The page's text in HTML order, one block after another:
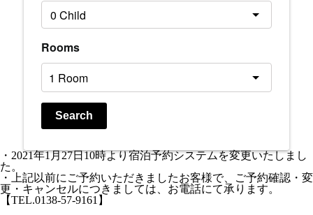
Rooms
Search
・2021年1月27日10時より宿泊予約システムを変更いたしまし
た。
・上記以前にご予約いただきましたお客様で、ご予約確認・変
更・キャンセルにつきましては、お電話にて承ります。
【TEL.0138-57-9161】